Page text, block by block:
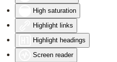
High saturation
Highlight links
Highlight headings
Screen reader